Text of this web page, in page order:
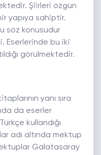
Şiirleri özgün
yapıya sahiptir.
söz konusudur
Eserlerinde bu iki
görülmektedir.
yanı sıra
da eserler
kullandığı
adı altında mektup
Galatasaray